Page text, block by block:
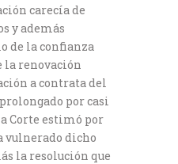
carecía de
y además
de la confianza
la renovación
a contrata del
por casi
Corte estimó por
vulnerado dicho
la resolución que